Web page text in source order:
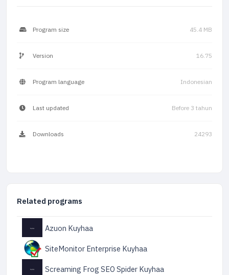
Program size 45.4 MB
Version 16.75
Program language Indonesian
Last updated Before 3 tahun
Downloads 24293
Related programs
Azuon Kuyhaa
SiteMonitor Enterprise Kuyhaa
Screaming Frog SEO Spider Kuyhaa